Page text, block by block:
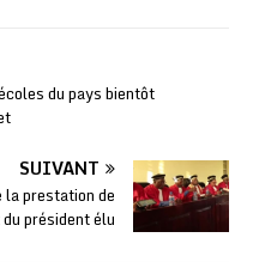
du pays bientôt
SUIVANT
prestation de
président élu